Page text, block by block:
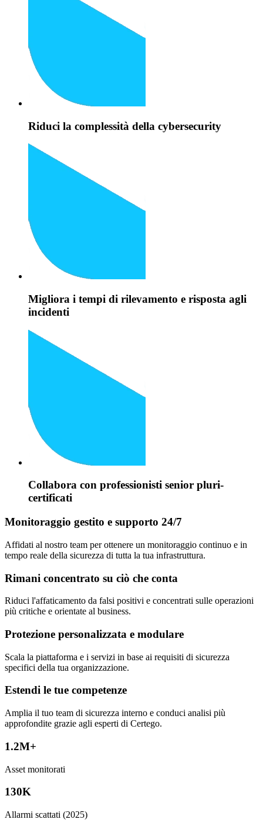
Riduci la complessità della cybersecurity
Migliora i tempi di rilevamento e risposta agli
incidenti
Collabora con professionisti senior pluri-
certificati
Monitoraggio gestito e supporto 24/7
Affidati al nostro team per ottenere un monitoraggio continuo e in
tempo reale della sicurezza di tutta la tua infrastruttura.
Rimani concentrato su ciò che conta
Riduci l'affaticamento da falsi positivi e concentrati sulle operazioni
più critiche e orientate al business.
Protezione personalizzata e modulare
Scala la piattaforma e i servizi in base ai requisiti di sicurezza
specifici della tua organizzazione.
Estendi le tue competenze
Amplia il tuo team di sicurezza interno e conduci analisi più
approfondite grazie agli esperti di Certego.
1.2M+
Asset monitorati
130K
Allarmi scattati (2025)